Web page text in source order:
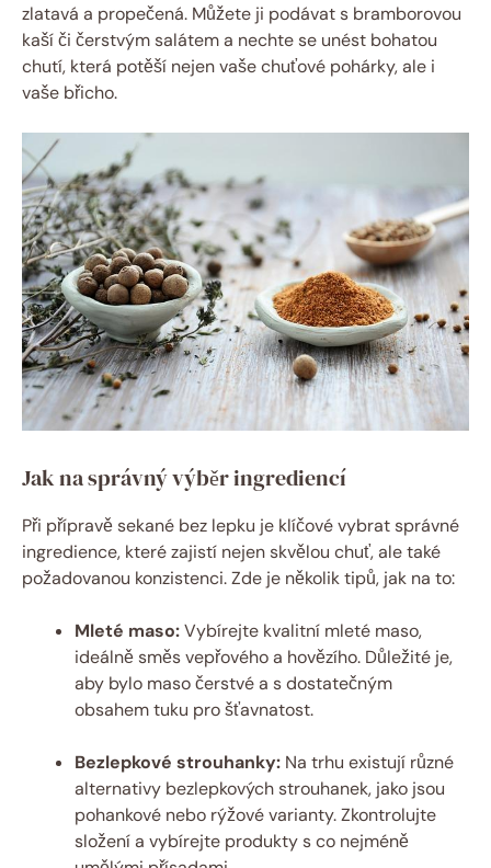
zlatavá a propečená. Můžete ji podávat s bramborovou
kaší či čerstvým salátem a nechte se unést bohatou
chutí, která potěší nejen vaše chuťové pohárky, ale i
vaše břicho.
Jak na správný výběr ingrediencí
Při přípravě sekané bez lepku je klíčové vybrat správné
ingredience, které zajistí nejen skvělou chuť, ale také
požadovanou konzistenci. Zde je několik tipů, jak na to:
Mleté maso:Vybírejte kvalitní mleté maso,
ideálně směs vepřového a hovězího. Důležité je,
aby bylo maso čerstvé a s dostatečným
obsahem tuku pro šťavnatost.
Bezlepkové strouhanky: Na trhu existují různé
alternativy bezlepkových strouhanek, jako jsou
pohankové nebo rýžové varianty. Zkontrolujte
složení a vybírejte produkty s co nejméně